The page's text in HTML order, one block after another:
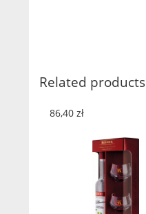
Related products
86,40 zł